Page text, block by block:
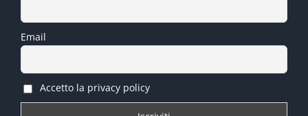
Email
Accetto la privacy policy